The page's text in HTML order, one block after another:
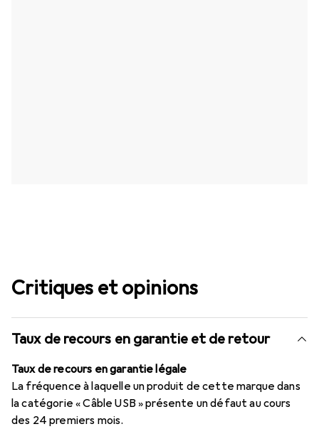
Critiques et opinions
Taux de recours en garantie et de retour
Taux de recours en garantie légale
La fréquence à laquelle un produit de cette marque dans
la catégorie « Câble USB » présente un défaut au cours
des 24 premiers mois.